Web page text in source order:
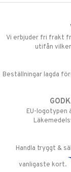
Vi erbjuder fri frakt
utifån
Beställningar lagda
EU-logotypen
Handla tryggt &
vanligaste kort.